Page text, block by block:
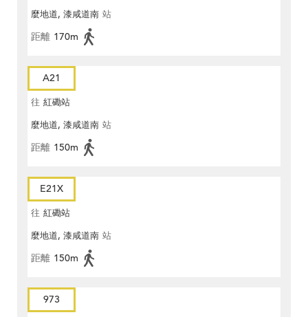
麼地道, 漆咸道南 站
距離 170m
A21
往 紅磡站
麼地道, 漆咸道南 站
距離 150m
E21X
往 紅磡站
麼地道, 漆咸道南 站
距離 150m
973